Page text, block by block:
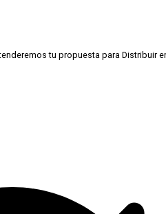
tu propuesta para Distribuir